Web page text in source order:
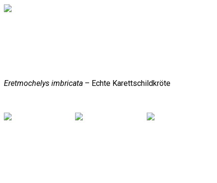
Eretmochelys imbricata – Echte Karettschildkröte